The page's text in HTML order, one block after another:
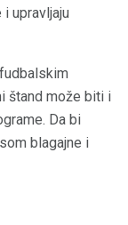
upravljaju
štand može biti i
Da bi
blagajne i